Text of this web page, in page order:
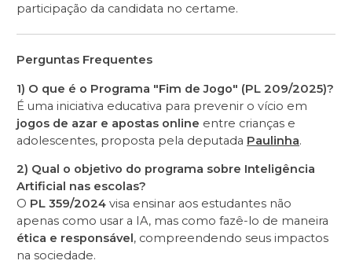
participação da candidata no certame.
Perguntas Frequentes
1) O que é o Programa "Fim de Jogo" (PL 209/2025)?
É uma iniciativa educativa para prevenir o vício em
jogos de azar e apostas online entre crianças e
adolescentes, proposta pela deputada Paulinha.
2) Qual o objetivo do programa sobre Inteligência
Artificial nas escolas?
O PL 359/2024 visa ensinar aos estudantes não
apenas como usar a IA, mas como fazê-lo de maneira
ética e responsável , compreendendo seus impactos
na sociedade.